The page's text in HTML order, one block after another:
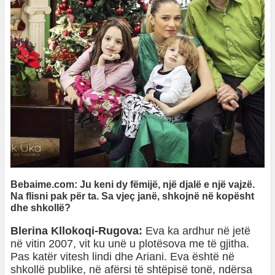
Bebaime.com: Ju keni dy fëmijë, një djalë e një vajzë.
Na flisni pak për ta. Sa vjeç janë, shkojnë në kopësht
dhe shkollë?
Blerina Kllokoqi-Rugova: Eva ka ardhur në jetë
në vitin 2007, vit ku unë u plotësova me të gjitha.
Pas katër vitesh lindi dhe Ariani. Eva është në
shkollë publike, në afërsi të shtëpisë tonë, ndërsa